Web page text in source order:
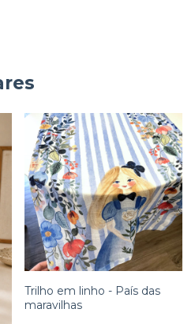
Trilho em linho - País das
maravilhas